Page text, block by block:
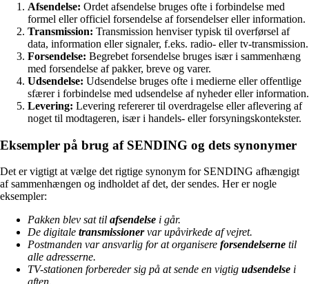
Afsendelse: Ordet afsendelse bruges ofte i forbindelse med
formel eller officiel forsendelse af forsendelser eller information.
Transmission: Transmission henviser typisk til overførsel af
data, information eller signaler, f.eks. radio- eller tv-transmission.
Forsendelse: Begrebet forsendelse bruges især i sammenhæng
med forsendelse af pakker, breve og varer.
Udsendelse: Udsendelse bruges ofte i medierne eller offentlige
sfærer i forbindelse med udsendelse af nyheder eller information.
Levering: Levering refererer til overdragelse eller aflevering af
noget til modtageren, især i handels- eller forsyningskontekster.
Eksempler på brug af SENDING og dets synonymer
Det er vigtigt at vælge det rigtige synonym for SENDING afhængigt
af sammenhængen og indholdet af det, der sendes. Her er nogle
eksempler:
Pakken blev sat til afsendelse i går.
De digitale transmissionervar upåvirkede af vejret.
Postmanden var ansvarlig for at organisere forsendelserne til
alle adresserne.
TV-stationen forbereder sig på at sende en vigtig udsendelse i